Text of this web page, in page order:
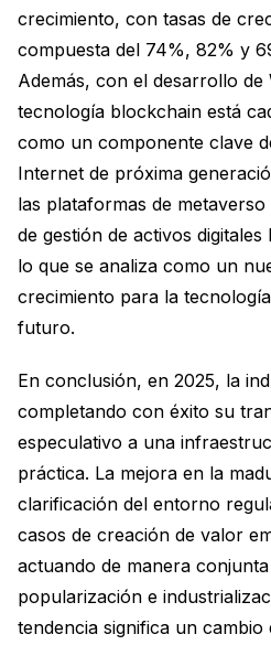
crecimiento, con tasas de
compuesta del 74%, 82% y
Además, con el desarrollo
tecnología blockchain está
como un componente clave
Internet de próxima
las plataformas de
de gestión de activos
lo que se analiza como un
crecimiento para la
futuro.
En conclusión, en 2025, la
completando con éxito su
especulativo a una
práctica. La mejora en la
clarificación del entorno
casos de creación de valor
actuando de manera
popularización e
tendencia significa un cambio